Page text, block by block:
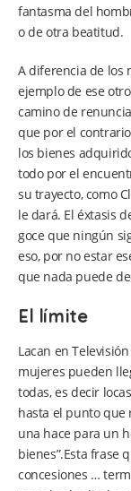
fantasma del
o de otra beatitud.
A diferencia de los
ejemplo de ese
camino de
que por el
los bienes
todo por el
su trayecto, como
le dará. El éxtasis
goce que ningún
eso, por no estar
que nada puede
El límite
Lacan en
mujeres pueden
todas, es decir
hasta el punto que
una hace para un
bienes”.Esta frase
concesiones …